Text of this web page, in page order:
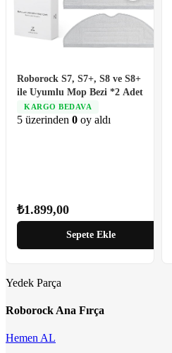
Roborock S7, S7+, S8 ve S8+
ile Uyumlu Mop Bezi *2 Adet
KARGO BEDAVA
5 üzerinden 0 oy aldı
₺1.899,00
Sepete Ekle
Yedek Parça
Roborock Ana Fırça
Hemen AL